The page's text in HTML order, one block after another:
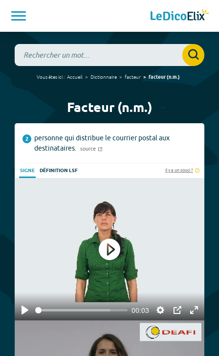
Vous êtes ici : Accueil Dictionnaire facteur facteur(n.m.)
Facteur (n.m.)
2
personne qui distribue le courrier postal aux
destinataires.
source
SIGNE DÉFINITION LSF Il y a un souci ?
Play
00:03
Settings
PIP
Enter
Play